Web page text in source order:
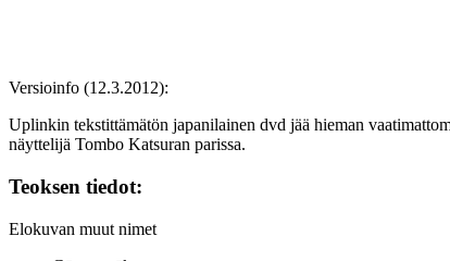
Versioinfo (12.3.2012):
Uplinkin tekstittämätön japanilainen dvd jää hieman
näyttelijä Tombo Katsuran parissa.
Teoksen tiedot:
Elokuvan muut nimet